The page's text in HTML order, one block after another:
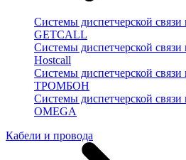
Системы диспетчерской связи
GETCALL
Системы диспетчерской связи
Hostcall
Системы диспетчерской связи
ТРОМБОН
Системы диспетчерской связи
OMEGA
Кабели и провода